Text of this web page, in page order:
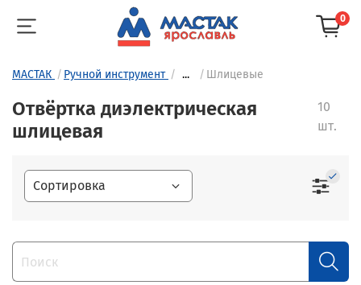
0
МАСТАК Ручной инструмент ... Шлицевые
Отвёртка диэлектрическая
шлицевая
10
шт.